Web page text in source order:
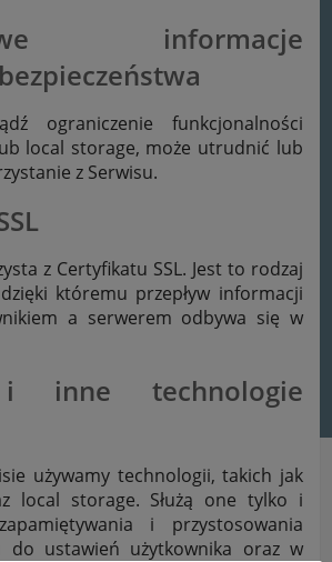
informacje
ograniczenie funkcjonalności
local storage, może utrudnić lub
z Serwisu.
z Certyfikatu SSL. Jest to rodzaj
któremu przepływ informacji
a serwerem odbywa się w
i inne technologie
używamy technologii, takich jak
local storage. Służą one tylko i
i przystosowania
do ustawień użytkownika oraz w